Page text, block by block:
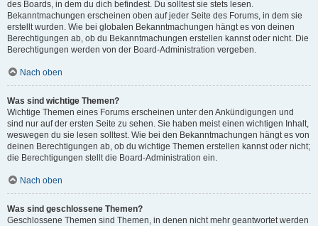
des Boards, in dem du dich befindest. Du solltest sie stets lesen.
Bekanntmachungen erscheinen oben auf jeder Seite des Forums, in dem sie
erstellt wurden. Wie bei globalen Bekanntmachungen hängt es von deinen
Berechtigungen ab, ob du Bekanntmachungen erstellen kannst oder nicht. Die
Berechtigungen werden von der Board-Administration vergeben.
Nach oben
Was sind wichtige Themen?
Wichtige Themen eines Forums erscheinen unter den Ankündigungen und
sind nur auf der ersten Seite zu sehen. Sie haben meist einen wichtigen Inhalt,
weswegen du sie lesen solltest. Wie bei den Bekanntmachungen hängt es von
deinen Berechtigungen ab, ob du wichtige Themen erstellen kannst oder nicht;
die Berechtigungen stellt die Board-Administration ein.
Nach oben
Was sind geschlossene Themen?
Geschlossene Themen sind Themen, in denen nicht mehr geantwortet werden